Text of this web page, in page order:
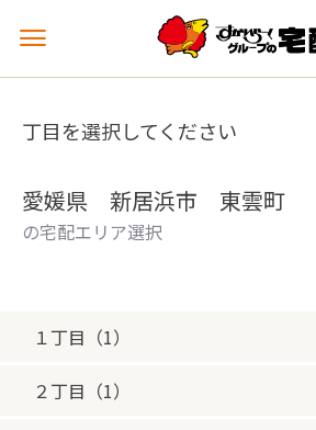
メ
ュ
を
丁目を選択してください
愛媛県 新居浜市 東雲町
の宅配エリア選択
１丁目（1）
２丁目（1）